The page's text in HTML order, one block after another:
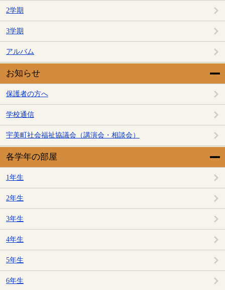
2学期
3学期
アルバム
お知らせ
保護者の方へ
学校通信
宇美町社会福祉協議会（講演会・相談会）
各学年の部屋
1年生
2年生
3年生
4年生
5年生
6年生